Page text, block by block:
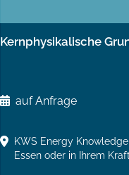
Kernphysikalische
auf Anfrage
KWS Energy
Essen oder in Ihrem